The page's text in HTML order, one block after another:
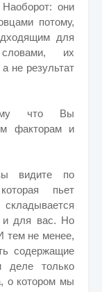
они
потому,
для
их
не результат
что Вы
факторам и
видите по
пьет
и для вас. Но
тем не менее,
содержащие
деле только
о котором мы